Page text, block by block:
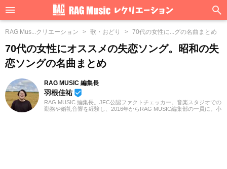
RAG Mus...クリエーション 歌・おどり 70代の女性に...グの名曲まとめ
70代の女性にオススメの失恋ソング。昭和の失
恋ソングの名曲まとめ
RAG MUSIC 編集長
羽根佳祐 beenhere
RAG MUSIC 編集長。JFC公認ファクトチェッカー。音楽スタジオでの
勤務や婚礼音響を経験し、2016年からRAG MUSIC編集部の一員に。小